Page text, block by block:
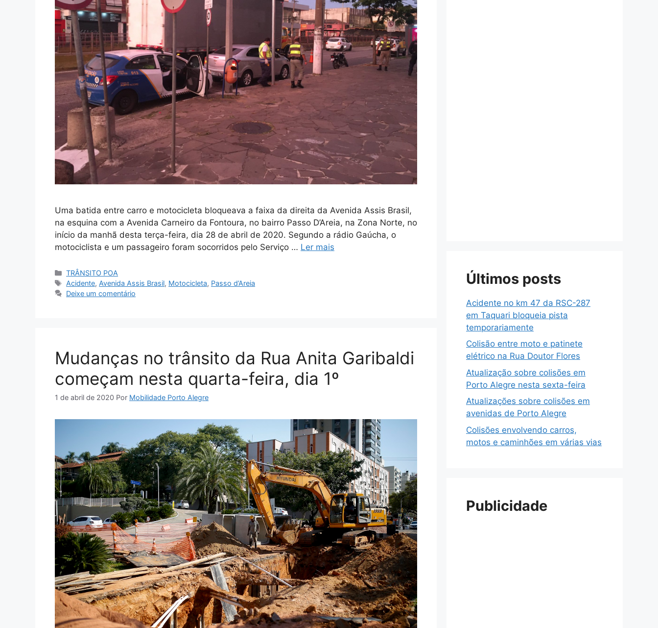
Uma batida entre carro e motocicleta bloqueava a faixa da direita da Avenida Assis Brasil,
na esquina com a Avenida Carneiro da Fontoura, no bairro Passo D’Areia, na Zona Norte, no
início da manhã desta terça-feira, dia 28 de abril de 2020. Segundo a rádio Gaúcha, o
motociclista e um passageiro foram socorridos pelo Serviço … Ler mais
Categorias
TRÂNSITO POA
Tags
Acidente, Avenida Assis Brasil, Motocicleta, Passo d’Areia
Deixe um comentário
Mudanças no trânsito da Rua Anita Garibaldi
começam nesta quarta-feira, dia 1º
1 de abril de 2020 Por Mobilidade Porto Alegre
Últimos posts
Acidente no km 47 da RSC-287
em Taquari bloqueia pista
temporariamente
Colisão entre moto e patinete
elétrico na Rua Doutor Flores
Atualização sobre colisões em
Porto Alegre nesta sexta-feira
Atualizações sobre colisões em
avenidas de Porto Alegre
Colisões envolvendo carros,
motos e caminhões em várias vias
Publicidade